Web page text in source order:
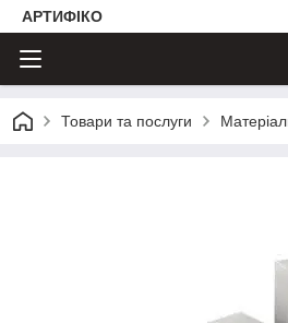
АРТИФІКО
Товари та послуги